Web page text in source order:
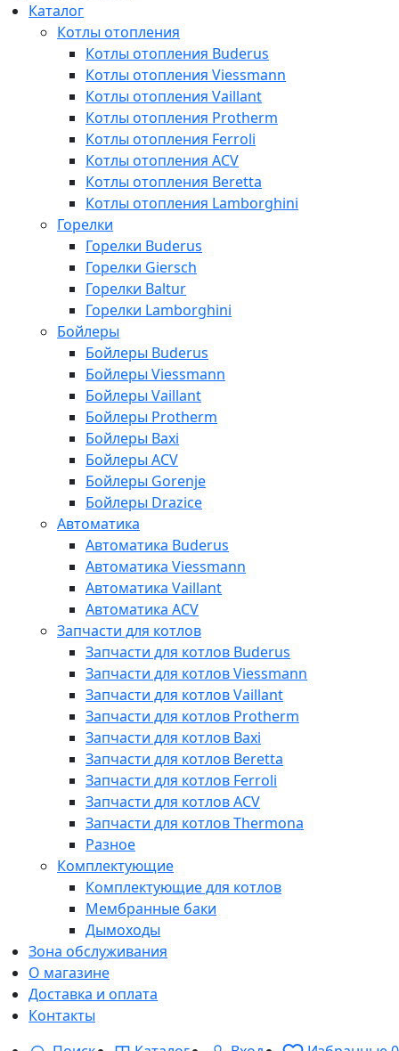
Каталог
Котлы отопления
Котлы отопления Buderus
Котлы отопления Viessmann
Котлы отопления Vaillant
Котлы отопления Protherm
Котлы отопления Ferroli
Котлы отопления ACV
Котлы отопления Beretta
Котлы отопления Lamborghini
Горелки
Горелки Buderus
Горелки Giersch
Горелки Baltur
Горелки Lamborghini
Бойлеры
Бойлеры Buderus
Бойлеры Viessmann
Бойлеры Vaillant
Бойлеры Protherm
Бойлеры Baxi
Бойлеры ACV
Бойлеры Gorenje
Бойлеры Drazice
Автоматика
Автоматика Buderus
Автоматика Viessmann
Автоматика Vaillant
Автоматика ACV
Запчасти для котлов
Запчасти для котлов Buderus
Запчасти для котлов Viessmann
Запчасти для котлов Vaillant
Запчасти для котлов Protherm
Запчасти для котлов Baxi
Запчасти для котлов Beretta
Запчасти для котлов Ferroli
Запчасти для котлов ACV
Запчасти для котлов Thermona
Разное
Комплектующие
Комплектующие для котлов
Мембранные баки
Дымоходы
Зона обслуживания
О магазине
Доставка и оплата
Контакты